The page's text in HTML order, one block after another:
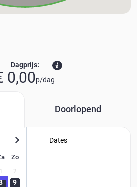
Dagprijs:
0,00p/dag
Doorlopend
Zo
1
2
9
Dates